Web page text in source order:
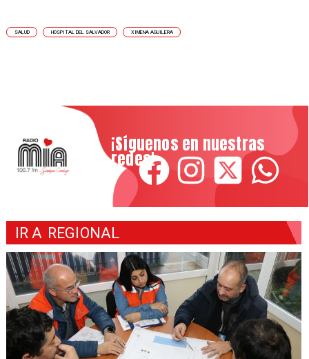
SALUD HOSPITAL DEL SALVADOR XIMENA AGUILERA
¡Síguenos en nuestras
redes!
IR A REGIONAL